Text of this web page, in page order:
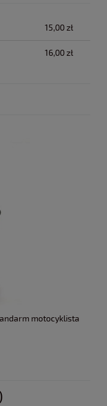
15,00 zł
16,00 zł
motocyklista